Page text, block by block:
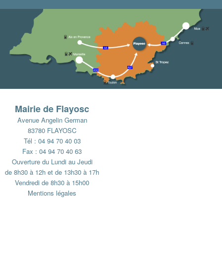
Mairie de Flayosc
Avenue Angelin German
83780 FLAYOSC
Tél : 04 94 70 40 03
Fax : 04 94 70 40 63
Ouverture du Lundi au Jeudi
de 8h30 à 12h et de 13h30 à 17h
Vendredi de 8h30 à 15h00
Mentions légales